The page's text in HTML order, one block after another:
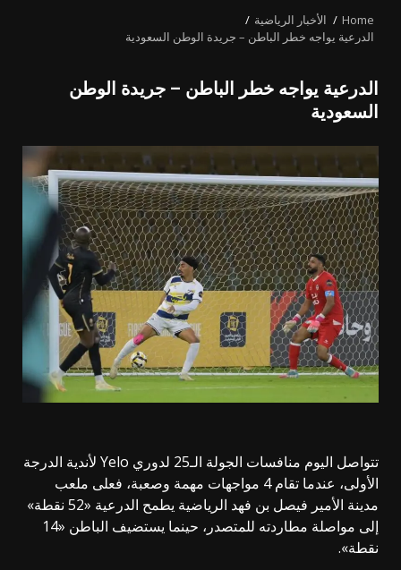
Home
الأخبار الرياضية
الدرعية يواجه خطر الباطن – جريدة الوطن السعودية
الدرعية يواجه خطر الباطن – جريدة الوطن
السعودية
تتواصل اليوم منافسات الجولة الـ25 لدوري Yelo لأندية الدرجة
اﻷولى، عندما تقام 4 مواجهات مهمة وصعبة، فعلى ملعب
مدينة اﻷمير فيصل بن فهد الرياضية يطمح الدرعية «52 نقطة»
إلى مواصلة مطاردته للمتصدر، حينما يستضيف الباطن «14
نقطة».